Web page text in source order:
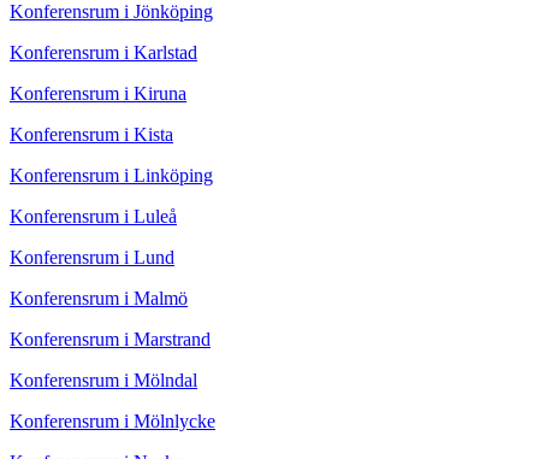
Konferensrum i Jönköping
Konferensrum i Karlstad
Konferensrum i Kiruna
Konferensrum i Kista
Konferensrum i Linköping
Konferensrum i Luleå
Konferensrum i Lund
Konferensrum i Malmö
Konferensrum i Marstrand
Konferensrum i Mölndal
Konferensrum i Mölnlycke